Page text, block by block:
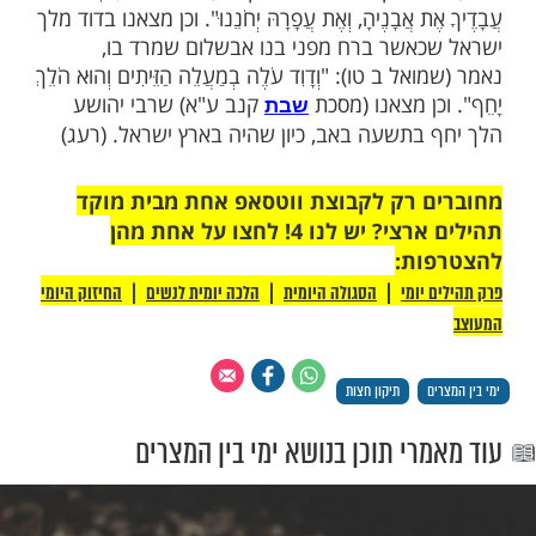
על הרצפה סמוך לפתח בשעת אמירת "תיקון
את התיקון בכוונה ובקול נהי ובכי על חורבן
המרה הזו. וטוב לחלוץ את הנעליים קודם
רחל". (ה"ב א יא)
על הרצפה ממש, ואינו מוכרח לתת שטיח או
המקובלים לתת בגד להפסיק בינו
דוקא כשיושב על קרקע עולם עפר, אבל
קרקע המרוצפת באבנים או נסרים, אין צריך,
רעה שורה אלא על קרקע עולם. ומטעם זה, אף
ערוך פסק (סימן קפא ס"ב) שמים